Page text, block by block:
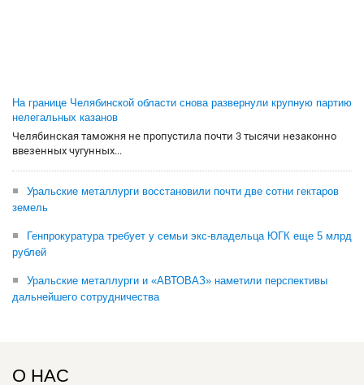
На границе Челябинской области снова развернули крупную партию
нелегальных казанов
Челябинская таможня не пропустила почти 3 тысячи незаконно
ввезенных чугунных...
Уральские металлурги восстановили почти две сотни гектаров
земель
Генпрокуратура требует у семьи экс-владельца ЮГК еще 5 млрд
рублей
Уральские металлурги и «АВТОВАЗ» наметили перспективы
дальнейшего сотрудничества
О НАС